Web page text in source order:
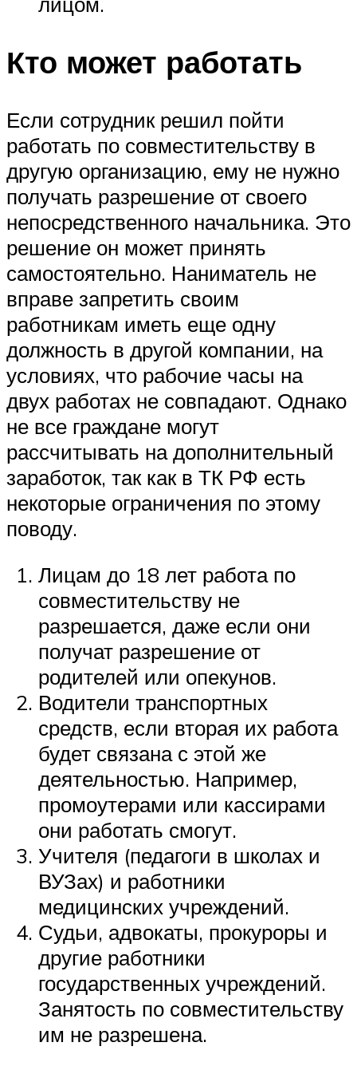
Кто может работать
Если сотрудник решил пойти
работать по совместительству в
другую организацию, ему не нужно
получать разрешение от своего
непосредственного начальника. Это
решение он может принять
самостоятельно. Наниматель не
вправе запретить своим
работникам иметь еще одну
должность в другой компании, на
условиях, что рабочие часы на
двух работах не совпадают. Однако
не все граждане могут
рассчитывать на дополнительный
заработок, так как в ТК РФ есть
некоторые ограничения по этому
поводу.
Лицам до 18 лет работа по
совместительству не
разрешается, даже если они
получат разрешение от
родителей или опекунов.
Водители транспортных
средств, если вторая их работа
будет связана с этой же
деятельностью. Например,
промоутерами или кассирами
они работать смогут.
Учителя (педагоги в школах и
ВУЗах) и работники
медицинских учреждений.
Судьи, адвокаты, прокуроры и
другие работники
государственных учреждений.
Занятость по совместительству
им не разрешена.